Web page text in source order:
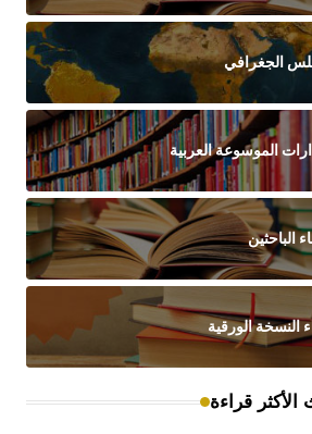
الجغرافي
الموسوعة العربية
الباحثين
النسخة الورقية
الأكثر قراءة